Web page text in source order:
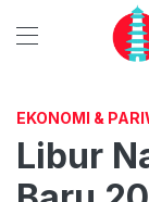
EKONOMI &
Libur